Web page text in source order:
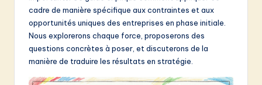
&
S
o
cadre de manière spécifique aux contraintes et aux
opportunités uniques des entreprises en phase initiale.
Nous explorerons chaque force, proposerons des
questions concrètes à poser, et discuterons de la
manière de traduire les résultats en stratégie.